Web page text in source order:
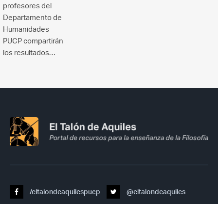
profesores del
Departamento de
Humanidades
PUCP compartirán
los resultados…
/eltalondeaquilespucp @eltalondeaquiles